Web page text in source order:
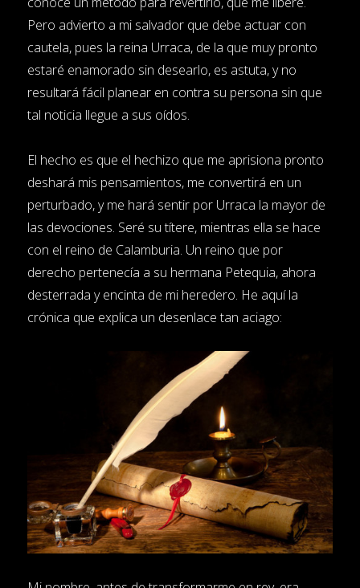
Pero advierto a mi salvador que debe actuar con
cautela, pues la reina Urraca, de la que muy pronto
estaré enamorado sin desearlo, es astuta, y no
resultará fácil planear en contra su persona sin que
tal noticia llegue a sus oídos.
El hecho es que el hechizo que me aprisiona pronto
deshará mis pensamientos, me convertirá en un
perturbado, y me hará sentir por Urraca la mayor de
las devociones. Seré su títere, mientras ella se hace
con el reino de Calamburia. Un reino que por
derecho pertenecía a su hermana Petequia, ahora
desterrada y encinta de mi heredero. He aquí la
crónica que explica un desenlace tan aciago: